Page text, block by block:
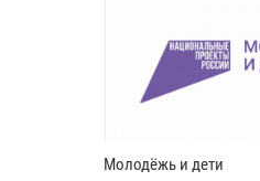
Молодёжь и дети